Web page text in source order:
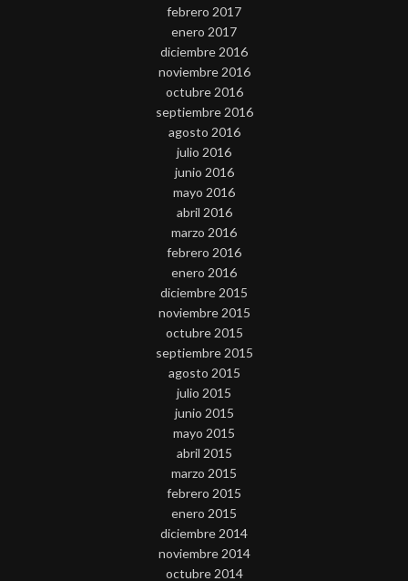
febrero 2017
enero 2017
diciembre 2016
noviembre 2016
octubre 2016
septiembre 2016
agosto 2016
julio 2016
junio 2016
mayo 2016
abril 2016
marzo 2016
febrero 2016
enero 2016
diciembre 2015
noviembre 2015
octubre 2015
septiembre 2015
agosto 2015
julio 2015
junio 2015
mayo 2015
abril 2015
marzo 2015
febrero 2015
enero 2015
diciembre 2014
noviembre 2014
octubre 2014